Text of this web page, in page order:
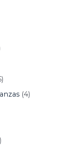
(4)